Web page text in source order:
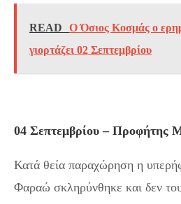
READ
Ο Όσιος Κοσμάς ο
γιορτάζει 02 Σεπτεμβρίου
04 Σεπτεμβρίου – Προφήτης
Κατά θεία παραχώρηση η
Φαραώ σκληρύνθηκε και δεν